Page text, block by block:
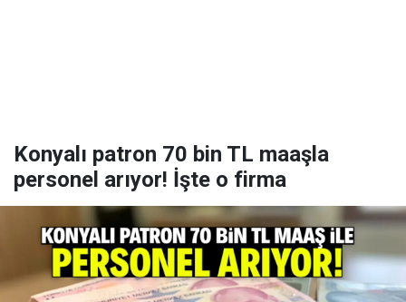
Konyalı patron 70 bin TL maaşla
personel arıyor! İşte o firma